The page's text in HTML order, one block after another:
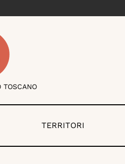
TOSCANO
TERRITORI